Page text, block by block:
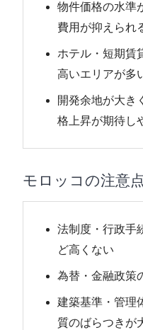
物件価格の水準
費用が抑えられ
ホテル・短期賃
高いエリアが多
開発余地が大き
格上昇が期待し
モロッコの注意点
法制度・行政手
ど高くない
為替・金融政策
建築基準・管理
質のばらつきが